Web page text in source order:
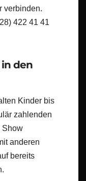
verbinden.
422 41 41
den
Kinder bis
zahlenden
Show
anderen
bereits